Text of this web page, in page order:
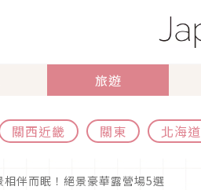
旅遊
關西近畿 關東 北海道
伴而眠！絕景豪華露營場5選